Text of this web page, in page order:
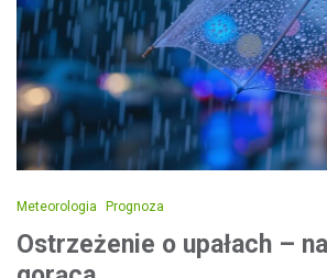
Meteorologia Prognoza
Ostrzeżenie o upałach –